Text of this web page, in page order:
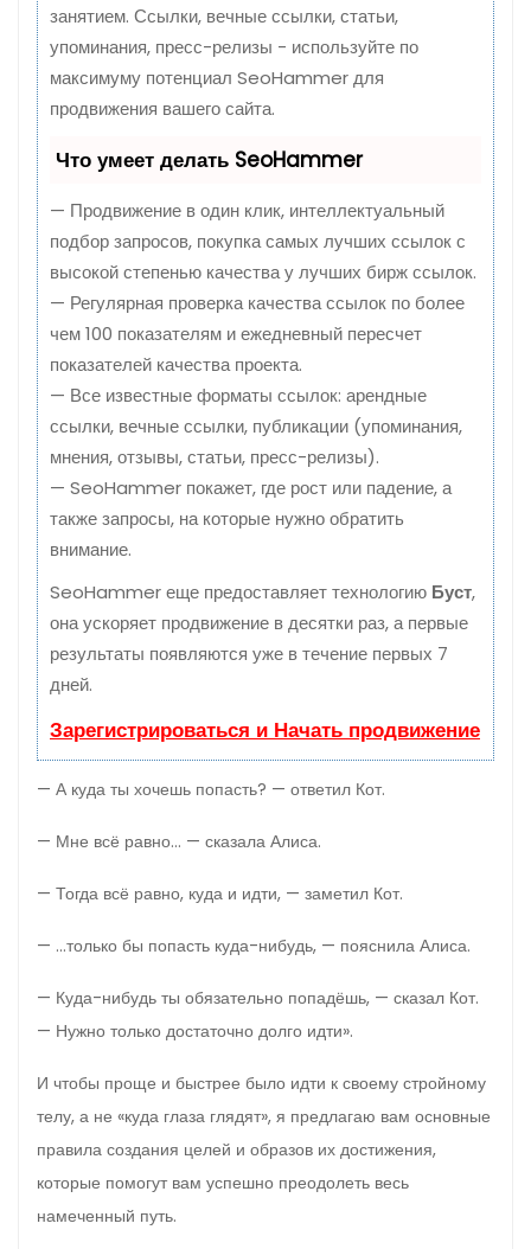
занятием. Ссылки, вечные ссылки, статьи,
упоминания, пресс-релизы - используйте по
максимуму потенциал SeoHammer для
продвижения вашего сайта.
Что умеет делать SeoHammer
— Продвижение в один клик, интеллектуальный
подбор запросов, покупка самых лучших ссылок с
высокой степенью качества у лучших бирж ссылок.
— Регулярная проверка качества ссылок по более
чем 100 показателям и ежедневный пересчет
показателей качества проекта.
— Все известные форматы ссылок: арендные
ссылки, вечные ссылки, публикации (упоминания,
мнения, отзывы, статьи, пресс-релизы).
— SeoHammer покажет, где рост или падение, а
также запросы, на которые нужно обратить
внимание.
SeoHammer еще предоставляет технологию Буст,
она ускоряет продвижение в десятки раз, а первые
результаты появляются уже в течение первых 7
дней.
Зарегистрироваться и Начать продвижение
— А куда ты хочешь попасть? — ответил Кот.
— Мне всё равно… — сказала Алиса.
— Тогда всё равно, куда и идти, — заметил Кот.
— …только бы попасть куда-нибудь, — пояснила Алиса.
— Куда-нибудь ты обязательно попадёшь, — сказал Кот.
— Нужно только достаточно долго идти».
И чтобы проще и быстрее было идти к своему стройному
телу, а не «куда глаза глядят», я предлагаю вам основные
правила создания целей и образов их достижения,
которые помогут вам успешно преодолеть весь
намеченный путь.